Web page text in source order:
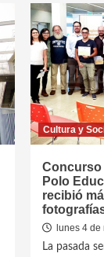
Cultura y
Concurso
Polo
recibió
lunes 4
La pasada